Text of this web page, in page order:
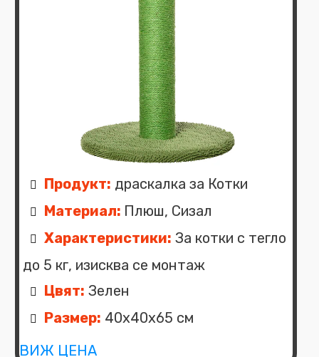
Продукт: драскалка за Котки
Материал: Плюш, Сизал
Характеристики: За котки с тегло
до 5 кг, изисква се монтаж
Цвят: Зелен
Размер: 40x40x65 см
ВИЖ ЦЕНА